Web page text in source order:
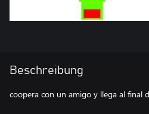
Beschreibung
coopera con un amigo y llega al final